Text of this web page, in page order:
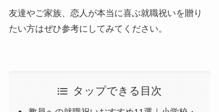
友達やご家族、恋人が本当に喜ぶ就職祝いを贈り
たい方はぜひ参考にしてみてください。
タップできる目次